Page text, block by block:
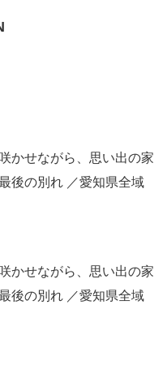
かせながら、思い出の家
後の別れ ／愛知県全域
かせながら、思い出の家
後の別れ ／愛知県全域